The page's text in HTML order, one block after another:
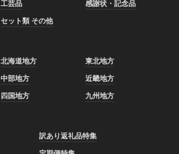
工芸品
感謝状・記念品
セット類 その他
北海道地方
東北地方
中部地方
近畿地方
四国地方 九州地方
訳あり返礼品特集